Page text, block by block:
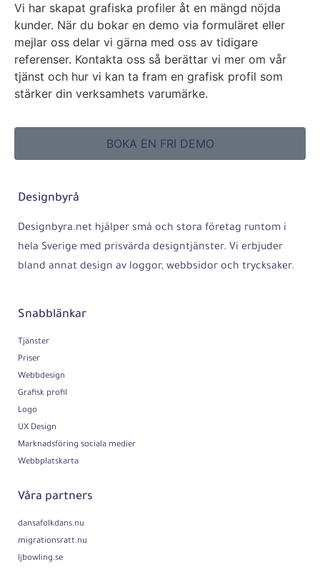
Vi har skapat grafiska profiler åt en mängd nöjda
kunder. När du bokar en demo via formuläret eller
mejlar oss delar vi gärna med oss av tidigare
referenser. Kontakta oss så berättar vi mer om vår
tjänst och hur vi kan ta fram en grafisk profil som
stärker din verksamhets varumärke.
BOKA EN FRI DEMO
Designbyrå
Designbyra.net hjälper små och stora företag runtom i
hela Sverige med prisvärda designtjänster. Vi erbjuder
bland annat design av loggor, webbsidor och trycksaker.
Snabblänkar
Tjänster
Priser
Webbdesign
Grafisk profil
Logo
UX Design
Marknadsföring sociala medier
Webbplatskarta
Våra partners
dansafolkdans.nu
migrationsratt.nu
ljbowling.se